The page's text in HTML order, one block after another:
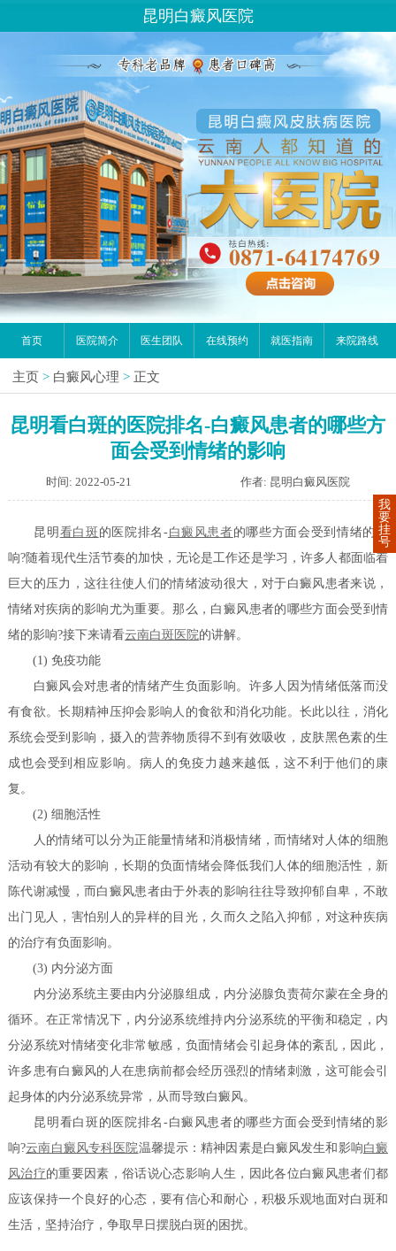
昆明白癜风医院
首页 医院简介 医生团队 在线预约 就医指南 来院路线
主页 > 白癜风心理 > 正文
昆明看白斑的医院排名-白癜风患者的哪些方
面会受到情绪的影响
时间: 2022-05-21 作者: 昆明白癜风医院
昆明 看白斑 的医院排名-白癜风患者的哪些方面会受到情绪的影
响?随着现代生活节奏的加快，无论是工作还是学习，许多人都面临着
巨大的压力，这往往使人们的情绪波动很大，对于白癜风患者来说，
情绪对疾病的影响尤为重要。那么，白癜风患者的哪些方面会受到情
绪的影响?接下来请看云南白斑医院的讲解。
(1) 免疫功能
白癜风会对患者的情绪产生负面影响。许多人因为情绪低落而没
有食欲。长期精神压抑会影响人的食欲和消化功能。长此以往，消化
系统会受到影响，摄入的营养物质得不到有效吸收，皮肤黑色素的生
成也会受到相应影响。病人的免疫力越来越低，这不利于他们的康
复。
(2) 细胞活性
人的情绪可以分为正能量情绪和消极情绪，而情绪对人体的细胞
活动有较大的影响，长期的负面情绪会降低我们人体的细胞活性，新
陈代谢减慢，而白癜风患者由于外表的影响往往导致抑郁自卑，不敢
出门见人，害怕别人的异样的目光，久而久之陷入抑郁，对这种疾病
的治疗有负面影响。
(3) 内分泌方面
内分泌系统主要由内分泌腺组成，内分泌腺负责荷尔蒙在全身的
循环。在正常情况下，内分泌系统维持内分泌系统的平衡和稳定，内
分泌系统对情绪变化非常敏感，负面情绪会引起身体的紊乱，因此，
许多患有白癜风的人在患病前都会经历强烈的情绪刺激，这可能会引
起身体的内分泌系统异常，从而导致白癜风。
昆明看白斑的医院排名-白癜风患者的哪些方面会受到情绪的影
响?云南白癜风专科医院温馨提示：精神因素是白癜风发生和影响白癜
风治疗的重要因素，俗话说心态影响人生，因此各位白癜风患者们都
应该保持一个良好的心态，要有信心和耐心，积极乐观地面对白斑和
生活，坚持治疗，争取早日摆脱白斑的困扰。
我
要
挂
号
请问你是有白斑、白癜风问题吗？